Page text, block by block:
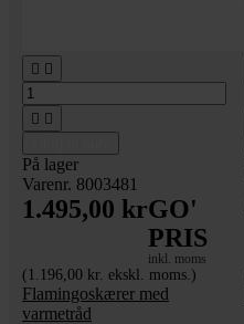
 
 
På lager
Varenr. 8003481
1.495,00 krGO'
PRIS
inkl. moms
(1.196,00 kr. ekskl. moms.)
Flamingoskærer med
varmetråd